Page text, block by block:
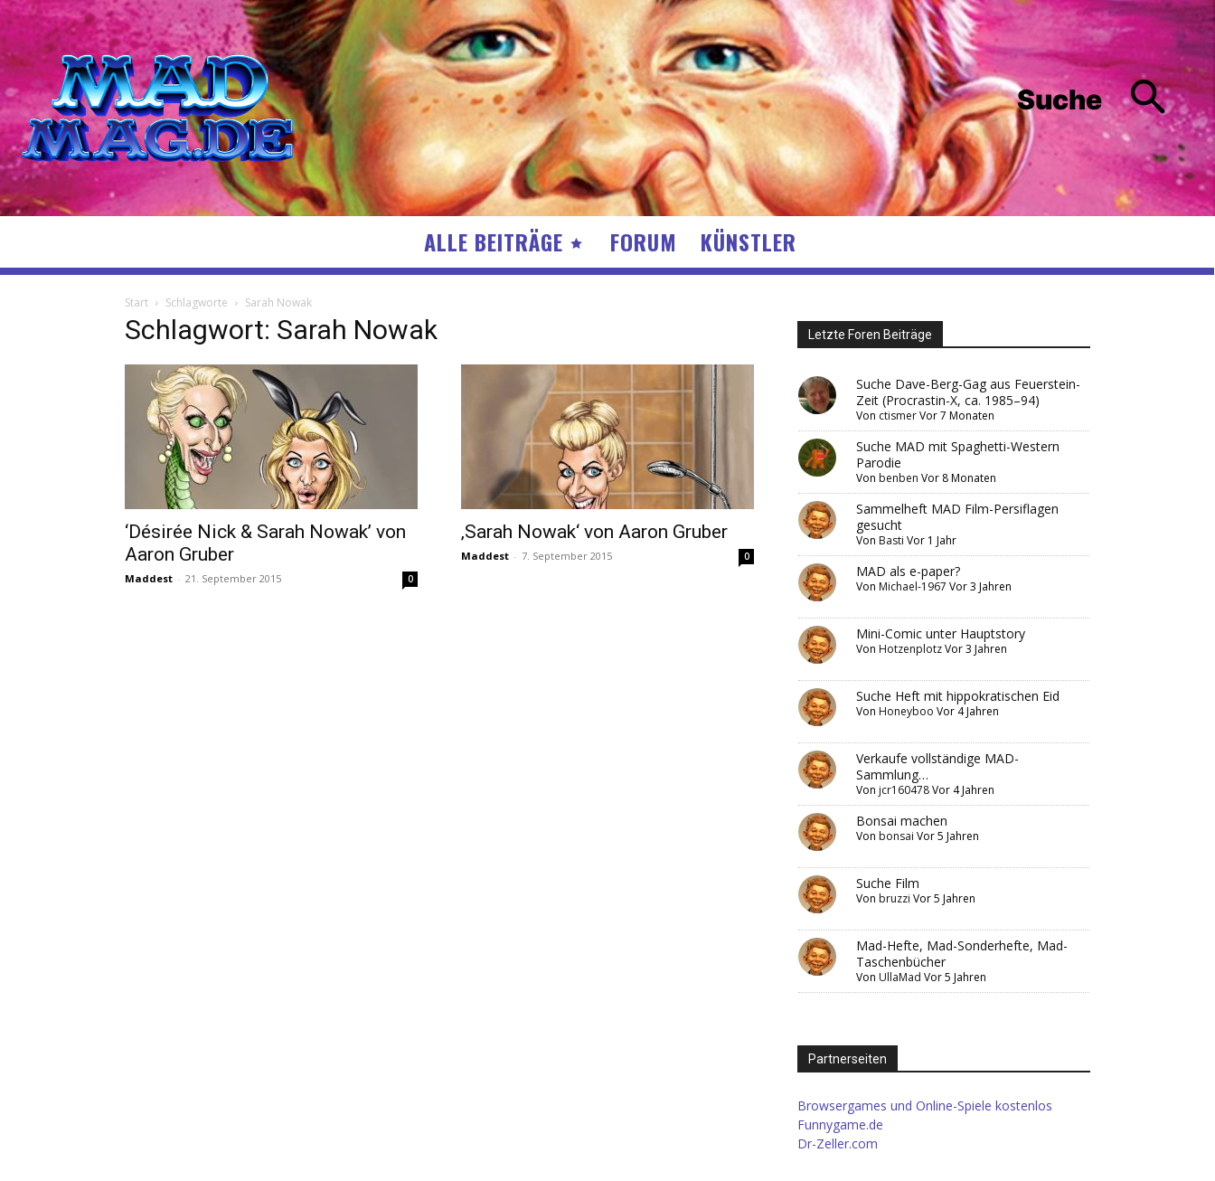
Suche
ALLE BEITRÄGE FORUM KÜNSTLER
Start Schlagworte Sarah Nowak
Schlagwort: Sarah Nowak
‘Désirée Nick & Sarah Nowak’ von
Aaron Gruber
Maddest - 21. September 2015 0
‚Sarah Nowak‘ von Aaron Gruber
Maddest - 7. September 2015 0
Letzte Foren Beiträge
Suche Dave-Berg-Gag aus Feuerstein-
Zeit (Procrastin-X, ca. 1985–94)
Von ctismer Vor 7 Monaten
Suche MAD mit Spaghetti-Western
Parodie
Von benben Vor 8 Monaten
Sammelheft MAD Film-Persiflagen
gesucht
Von Basti Vor 1 Jahr
MAD als e-paper?
Von Michael-1967 Vor 3 Jahren
Mini-Comic unter Hauptstory
Von Hotzenplotz Vor 3 Jahren
Suche Heft mit hippokratischen Eid
Von Honeyboo Vor 4 Jahren
Verkaufe vollständige MAD-
Sammlung…
Von jcr160478 Vor 4 Jahren
Bonsai machen
Von bonsai Vor 5 Jahren
Suche Film
Von bruzzi Vor 5 Jahren
Mad-Hefte, Mad-Sonderhefte, Mad-
Taschenbücher
Von UllaMad Vor 5 Jahren
Partnerseiten
Browsergames und Online-Spiele kostenlos
Funnygame.de
Dr-Zeller.com